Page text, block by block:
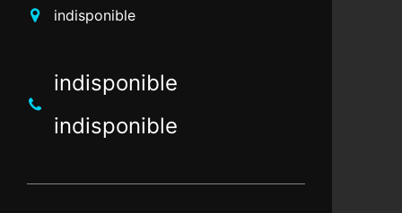
indisponible
indisponible
indisponible